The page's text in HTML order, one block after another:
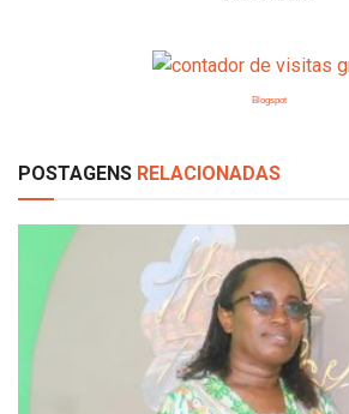
Blogspot
POSTAGENS RELACIONADAS